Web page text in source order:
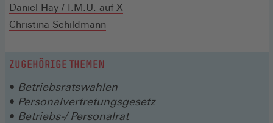
neuen
in
Daniel Hay / I.M.U. auf X
Christina Schildmann
ZUGEHÖRIGE THEMEN
Betriebsratswahlen
Personalvertretungsgesetz
Betriebs-/ Personalrat